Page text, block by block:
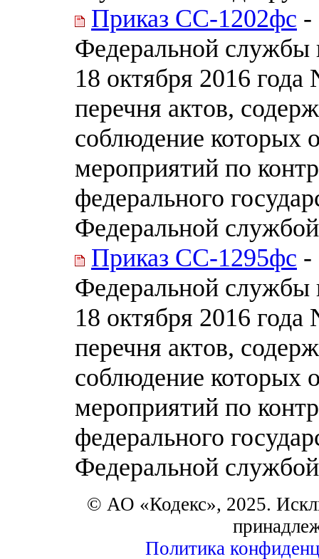
Приказ СС-1202фс -
Федеральной службы
18 октября 2016
перечня актов,
соблюдение которых
мероприятий по
федерального
Федеральной
Приказ СС-1295фс -
Федеральной службы
18 октября 2016
перечня актов,
соблюдение которых
мероприятий по
федерального
Федеральной
© АО «Кодекс», 2025.
Политика